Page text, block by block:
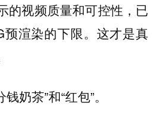
的视频质量和可控性，已
渲染的下限。这才是真
奶茶”和“红包”。